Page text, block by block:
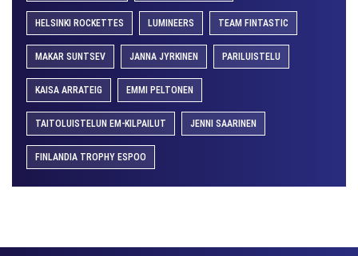
HELSINKI ROCKETTES LUMINEERS TEAM FINTASTIC
MAKAR SUNTSEV JANNA JYRKINEN PARILUISTELU
KAISA ARRATEIG EMMI PELTONEN
TAITOLUISTELUN EM-KILPAILUT JENNI SAARINEN
FINLANDIA TROPHY ESPOO